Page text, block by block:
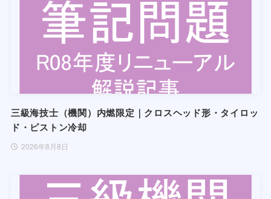
三級海技士（機関）内燃限定｜クロスヘッド形・タイロッ
ド・ピストン冷却
2026年8月8日